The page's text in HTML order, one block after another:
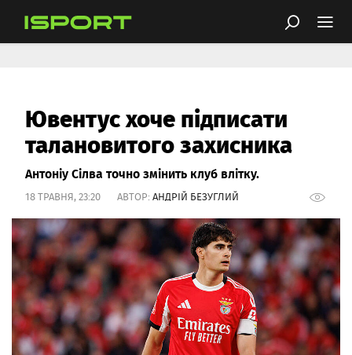
Ювентус хоче підписати
талановитого захисника
Антоніу Сілва точно змінить клуб влітку.
18 ТРАВНЯ, 23:20 АВТОР: АНДРІЙ БЕЗУГЛИЙ